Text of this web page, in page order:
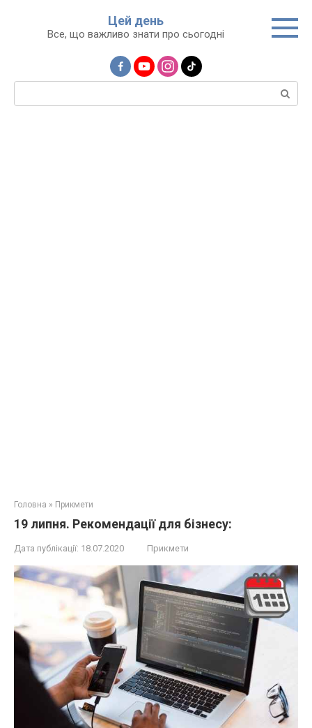
Цей день
Все, що важливо знати про сьогодні
Пошук:
Головна » Прикмети
19 липня. Рекомендації для бізнесу:
Дата публікації: 18.07.2020 Прикмети